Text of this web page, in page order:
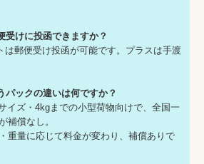
受けに投函できますか？
は郵便受け投函が可能です。プラスは手渡
パックの違いは何ですか？
イズ・4kgまでの小型荷物向けで、全国一
補償なし。
重量に応じて料金が変わり、補償ありで